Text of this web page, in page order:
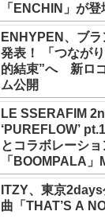
「ENCHIN」が登
ENHYPEN、ブ
発表！ 「つなが
的結束”へ 新ロ
ム公開
LE SSERAFIM
‘PUREFLOW’
とコラボレーシ
「BOOMPALA」
ITZY、東京
曲「THAT’S A